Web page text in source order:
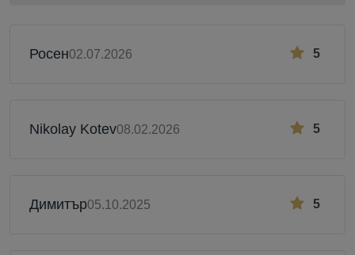
5
Росен02.07.2026
5
Nikolay Kotev08.02.2026
5
Димитър05.10.2025